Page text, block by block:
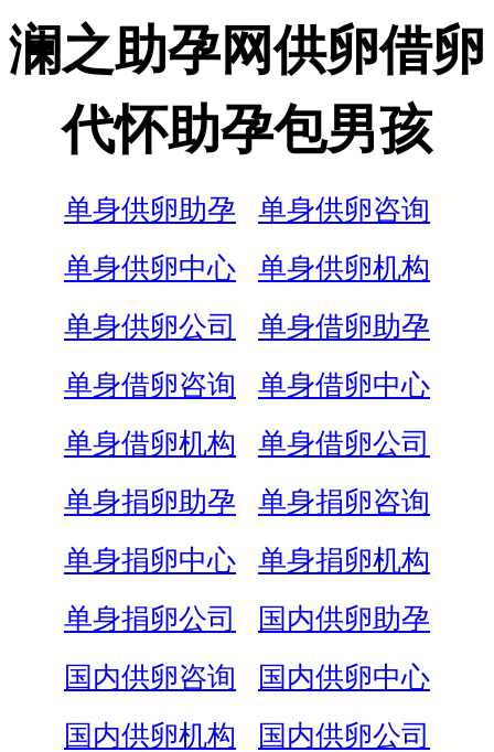
澜之助孕网供卵借卵
代怀助孕包男孩
单身供卵助孕
单身供卵咨询
单身供卵中心
单身供卵机构
单身供卵公司
单身借卵助孕
单身借卵咨询
单身借卵中心
单身借卵机构
单身借卵公司
单身捐卵助孕
单身捐卵咨询
单身捐卵中心
单身捐卵机构
单身捐卵公司
国内供卵助孕
国内供卵咨询
国内供卵中心
国内供卵机构
国内供卵公司